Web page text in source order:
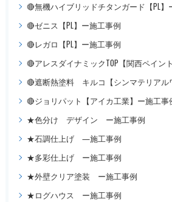
🔴無機ハイブリッドチタンガード【PL】
🔴ゼニス【PL】ー施工事例
🔴レガロ【PL】ー施工事例
🔴アレスダイナミックTOP【関西ペイン
🔴遮断熱塗料 キルコ【シンマテリアル
🔴ジョリパット【アイカ工業】ー施工事
★色分け デザイン ー施工事例
★石調仕上げ ―施工事例
★多彩仕上げ ー施工事例
★外壁クリア塗装 ー施工事例
★ログハウス ー施工事例